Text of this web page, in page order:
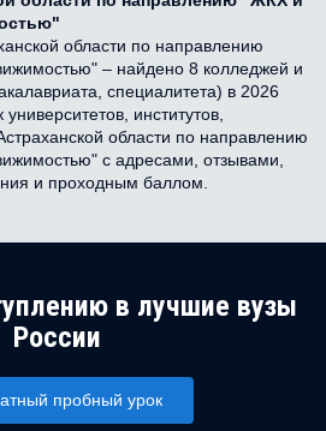
области по направлению
– найдено 8 колледжей и
специалитета) в 2026
институтов,
области по направлению
с адресами, отзывами,
и проходным баллом.
в лучшие вузы
России
пробный урок